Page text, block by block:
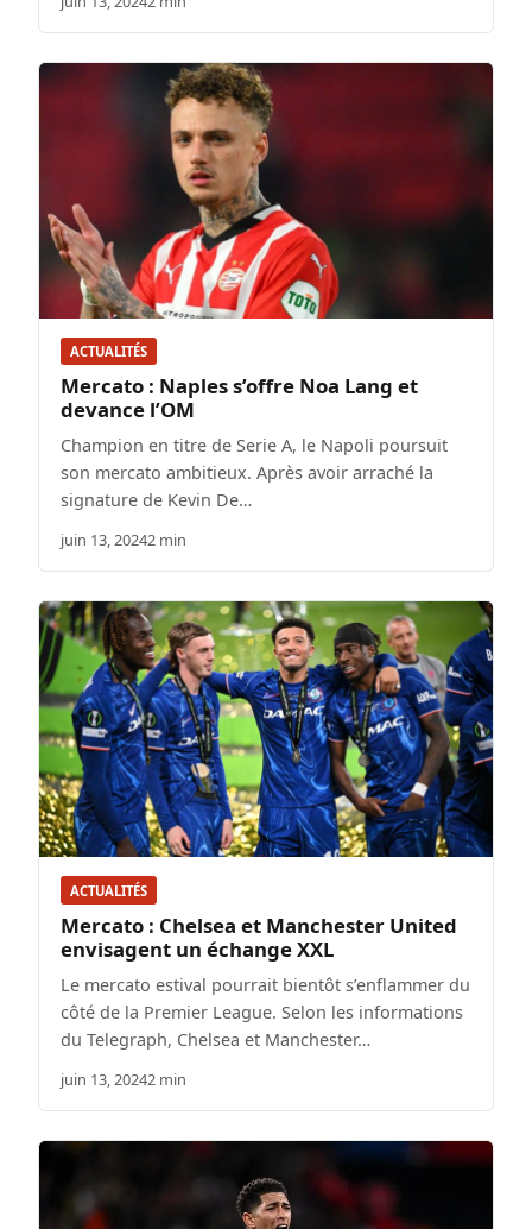
ACTUALITÉS
Mercato : Naples s’offre Noa Lang et
devance l’OM
Champion en titre de Serie A, le Napoli poursuit
son mercato ambitieux. Après avoir arraché la
signature de Kevin De…
juin 13, 20242 min
ACTUALITÉS
Mercato : Chelsea et Manchester United
envisagent un échange XXL
Le mercato estival pourrait bientôt s’enflammer du
côté de la Premier League. Selon les informations
du Telegraph, Chelsea et Manchester…
juin 13, 20242 min